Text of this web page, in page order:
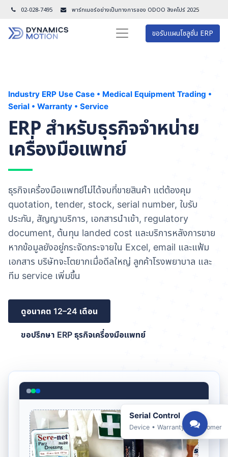
02-028-7495 พาร์ทเนอร์อย่างเป็นทางการของ ODOO สิงคโปร์ 2025
ขอรับแผนโซลูชั่น ERP
Industry ERP Use Case • Medical Equipment Trading •
Serial • Warranty • Service
ERP สำหรับธุรกิจจำหน่าย
เครื่องมือแพทย์
ธุรกิจเครื่องมือแพทย์ไม่ได้จบที่ขายสินค้า แต่ต้องคุม
quotation, tender, stock, serial number, ใบรับ
ประกัน, สัญญาบริการ, เอกสารนำเข้า, regulatory
document, ต้นทุน landed cost และบริการหลังการขาย
หากข้อมูลยังอยู่กระจัดกระจายใน Excel, email และแฟ้ม
เอกสาร บริษัทจะโตยากเมื่อดีลใหญ่ ลูกค้าโรงพยาบาล และ
ทีม service เพิ่มขึ้น
ดูอนาคต 12–24 เดือน
ขอปรึกษา ERP ธุรกิจเครื่องมือแพทย์
Serial Control
Device • Warranty • Customer